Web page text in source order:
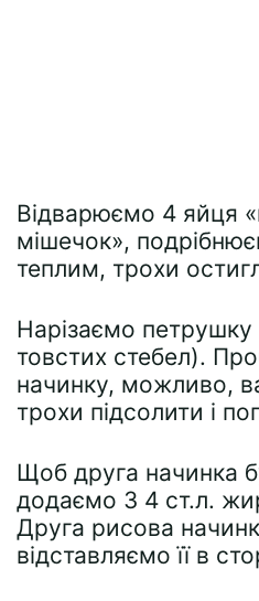
Відварюємо 4 яйця
мішечок»,
теплим, трохи
Нарізаємо петрушку
товстих стебел).
начинку, можливо,
трохи підсолити і
Щоб друга начинка
додаємо 3 4 ст.л.
Друга рисова
відставляємо її в